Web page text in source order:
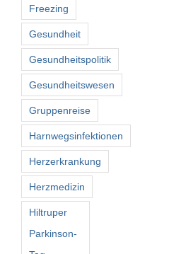
Freezing
Gesundheit
Gesundheitspolitik
Gesundheitswesen
Gruppenreise
Harnwegsinfektionen
Herzerkrankung
Herzmedizin
Hiltruper
Parkinson-